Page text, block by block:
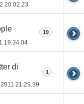
20.02.23
19.34.04
19
di
21.29.39
1